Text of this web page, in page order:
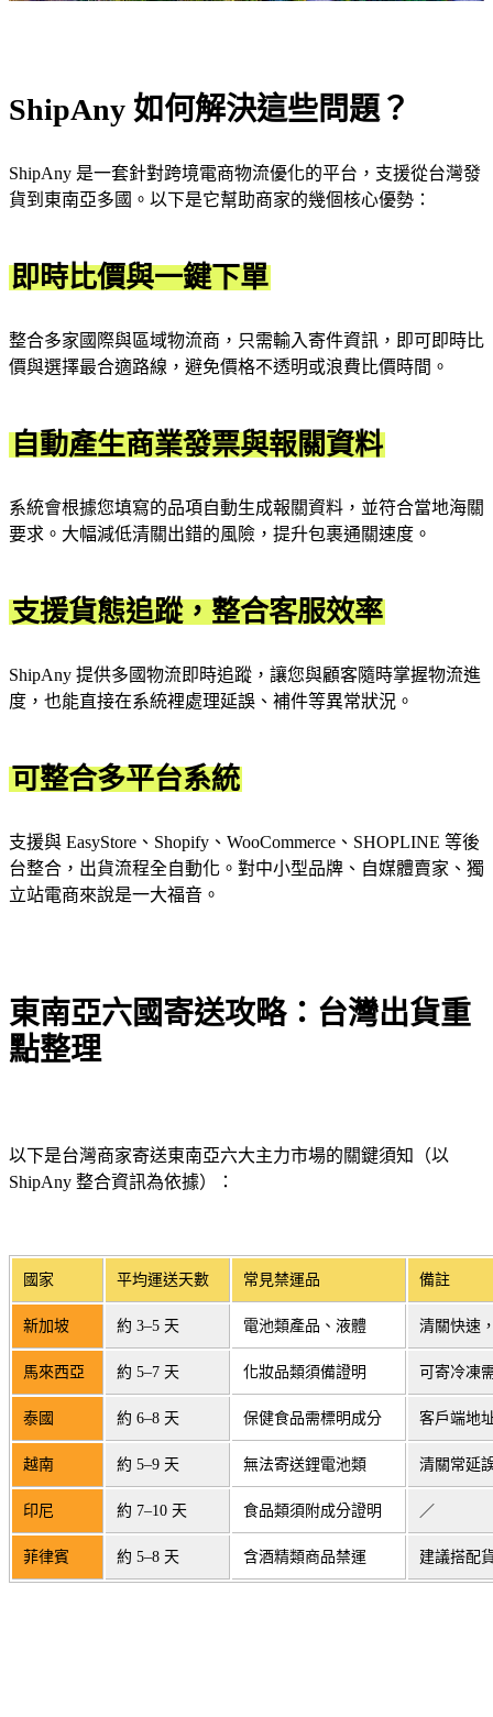
ShipAny 如何解決這些問題？
ShipAny 是一套針對跨境電商物流優化的平台，支援從台灣發
貨到東南亞多國。以下是它幫助商家的幾個核心優勢：
即時比價與一鍵下單
整合多家國際與區域物流商，只需輸入寄件資訊，即可即時比
價與選擇最合適路線，避免價格不透明或浪費比價時間。
自動產生商業發票與報關資料
系統會根據您填寫的品項自動生成報關資料，並符合當地海關
要求。大幅減低清關出錯的風險，提升包裹通關速度。
支援貨態追蹤，整合客服效率
ShipAny 提供多國物流即時追蹤，讓您與顧客隨時掌握物流進
度，也能直接在系統裡處理延誤、補件等異常狀況。
可整合多平台系統
支援與 EasyStore、Shopify、WooCommerce、SHOPLINE 等後
台整合，出貨流程全自動化。對中小型品牌、自媒體賣家、獨
立站電商來說是一大福音。
東南亞六國寄送攻略：台灣出貨重
點整理
以下是台灣商家寄送東南亞六大主力市場的關鍵須知（以
ShipAny 整合資訊為依據）：
國家 平均運送天數 常見禁運品 備註
新加坡 約 3–5 天 電池類產品、液體 清關快速
馬來西亞 約 5–7 天 化妝品類須備證明 可寄冷凍
泰國 約 6–8 天 保健食品需標明成分 客戶端地
越南 約 5–9 天 無法寄送鋰電池類 清關常延
印尼 約 7–10 天 食品類須附成分證明 ／
菲律賓 約 5–8 天 含酒精類商品禁運 建議搭配